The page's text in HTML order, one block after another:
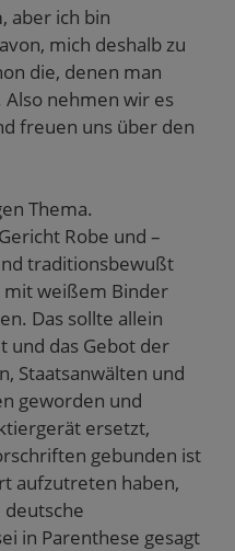
aber ich bin
mich deshalb zu
die, denen man
nehmen wir es
freuen uns über den
Thema.
Robe und –
traditionsbewußt
mit weißem Binder
Das sollte allein
und das Gebot der
Staatsanwälten und
geworden und
ersetzt,
gebunden ist
aufzutreten haben,
in Parenthese gesagt